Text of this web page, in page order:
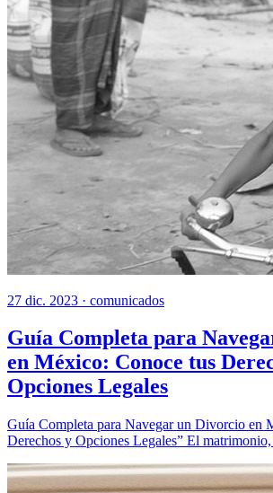
27 dic. 2023 · comunicados
Guía Completa para
en México: Conoce tus
Opciones Legales
Guía Completa para Navegar un Divorcio en
Derechos y Opciones Legales” El